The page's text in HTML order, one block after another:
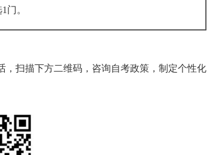
门。
，扫描下方二维码，咨询自考政策，制定个性化